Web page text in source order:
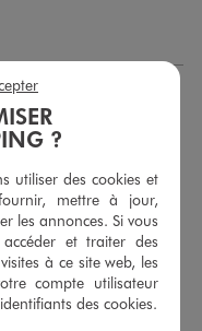
un avoir ou un
du ticket de caisse,
ARTICLES
de faire
nos magasins. Les tarifs
?
utiliser des cookies et
mettre à jour,
les annonces. Si vous
et traiter des
à ce site web, les
compte utilisateur
des cookies.